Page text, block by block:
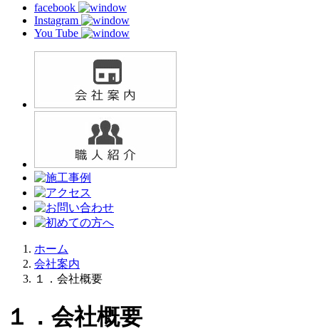
facebook
Instagram
You Tube
ホーム
会社案内
１．会社概要
１．会社概要